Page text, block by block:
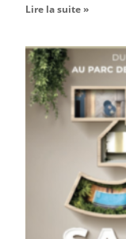
Lire la suite »